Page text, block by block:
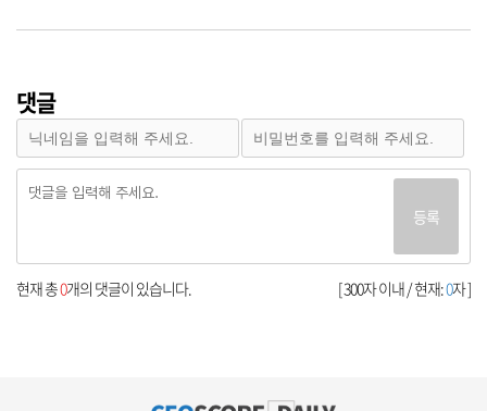
댓글
등록
[ 300자 이내 / 현재:0자 ]
현재 총0개의 댓글이 있습니다.